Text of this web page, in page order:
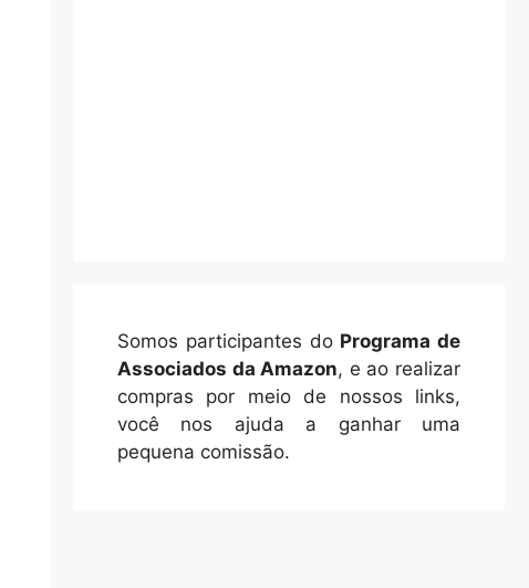
Somos participantes do Programa de
Associados da Amazon, e ao realizar
compras por meio de nossos links,
você nos ajuda a ganhar uma
pequena comissão.